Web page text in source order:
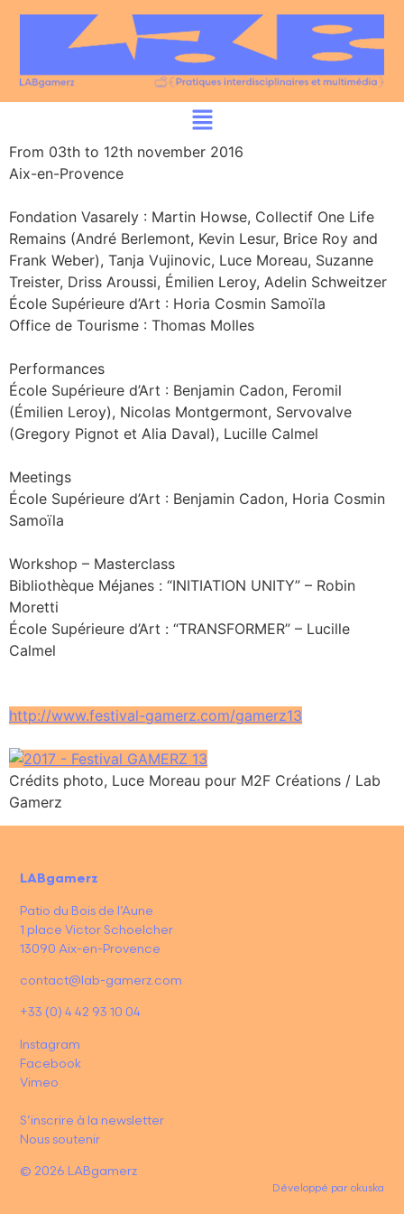
From 03th to 12th november 2016
Aix-en-Provence
Fondation Vasarely : Martin Howse, Collectif One Life
Remains (André Berlemont, Kevin Lesur, Brice Roy and
Frank Weber), Tanja Vujinovic, Luce Moreau, Suzanne
Treister, Driss Aroussi, Émilien Leroy, Adelin Schweitzer
École Supérieure d’Art : Horia Cosmin Samoïla
Office de Tourisme : Thomas Molles
Performances
École Supérieure d’Art : Benjamin Cadon, Feromil
(Émilien Leroy), Nicolas Montgermont, Servovalve
(Gregory Pignot et Alia Daval), Lucille Calmel
Meetings
École Supérieure d’Art : Benjamin Cadon, Horia Cosmin
Samoïla
Workshop – Masterclass
Bibliothèque Méjanes : “INITIATION UNITY” – Robin
Moretti
École Supérieure d’Art : “TRANSFORMER” – Lucille
Calmel
http://www.festival-gamerz.com/gamerz13
Crédits photo, Luce Moreau pour M2F Créations / Lab
Gamerz
LABgamerz
Patio du Bois de l’Aune
1 place Victor Schoelcher
13090 Aix-en-Provence
contact@lab-gamerz.com
+33 (0) 4 42 93 10 04
Instagram
Facebook
Vimeo
S’inscrire à la newsletter
Nous soutenir
© 2026 LABgamerz
Développé par okuska